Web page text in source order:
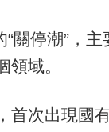
停潮”，主
領域。
次出現國有